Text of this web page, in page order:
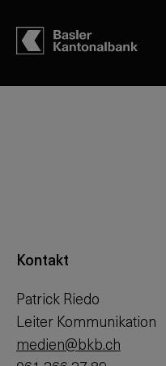
Kontakt
Patrick Riedo
Leiter Kommunikation
medien@bkb.ch